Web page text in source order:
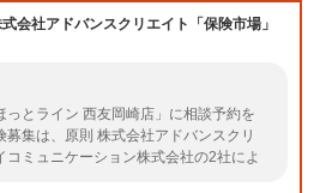
会社アドバンスクリエイト「保険市場」
っとライン 西友岡崎店」に相談予約を
集は、原則 株式会社アドバンスクリ
コミュニケーション株式会社の2社によ